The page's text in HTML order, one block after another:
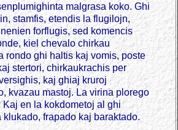
malgrasa koko. Ghi
stamfis, etendis la flugilojn,
forflugis, sed komencis
kiel chevalo chirkau
rondo ghi haltis kaj vomis, poste
stertori, chirkaukrachis per
kaj ghiaj kruroj
kvazau mastoj. La virina plorego
en la kokdometoj al ghi
frapado kaj baraktado.